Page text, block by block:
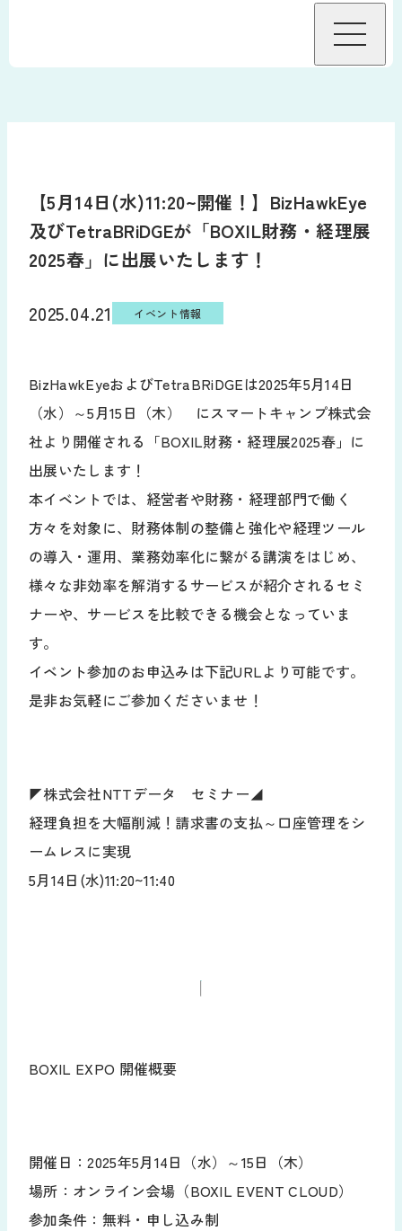
BizHawkEyeについて
機能
グループ資金管理オプション
接続金融機関
料金
料金・プラン
導入事例
お役立ち資料
導入の流れ
サポート
よくあるご質問
動作環境
販売代理店募集
お知らせ
新規/変更申し込み
【5月14日(水)11:20~開催！】BizHawkEye
及びTetraBRiDGEが「BOXIL財務・経理展
2025春」に出展いたします！
2025.04.21 イベント情報
BizHawkEyeおよびTetraBRiDGEは2025年5月14日
（水）～5月15日（木） にスマートキャンプ株式会
社より開催される「BOXIL財務・経理展2025春」に
出展いたします！
本イベントでは、経営者や財務・経理部門で働く
方々を対象に、財務体制の整備と強化や経理ツール
の導入・運用、業務効率化に繋がる講演をはじめ、
様々な非効率を解消するサービスが紹介されるセミ
ナーや、サービスを比較できる機会となっていま
す。
イベント参加のお申込みは下記URLより可能です。
是非お気軽にご参加くださいませ！
◤株式会社NTTデータ セミナー◢
経理負担を大幅削減！請求書の支払～口座管理をシ
ームレスに実現
5月14日(水)11:20~11:40
BOXIL EXPO 開催概要
開催日：2025年5月14日（水）～15日（木）
場所：オンライン会場（BOXIL EVENT CLOUD）
参加条件：無料・申し込み制